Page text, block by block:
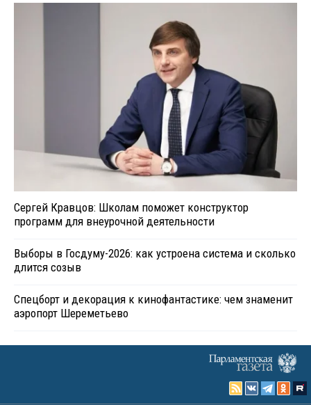
Сергей Кравцов: Школам поможет конструктор
программ для внеурочной деятельности
Выборы в Госдуму-2026: как устроена система и сколько
длится созыв
Спецборт и декорация к кинофантастике: чем знаменит
аэропорт Шереметьево